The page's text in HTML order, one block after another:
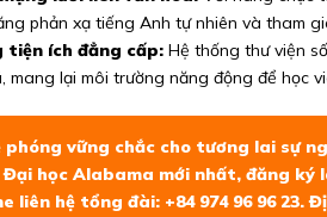
phản xạ tiếng Anh tự nhiên và tham
tiện ích đẳng cấp: Hệ thống thư viện
mang lại môi trường năng động để học
phóng vững chắc cho tương lai sự
Đại học Alabama mới nhất, đăng
liên hệ tổng đài: +84 974 96 96 23.